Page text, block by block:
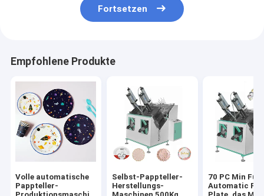
Fortsetzen
Empfohlene Produkte
Volle automatische
Pappteller-
Selbst-Pappteller-
Herstellungs-
70 PC Min
Automatic